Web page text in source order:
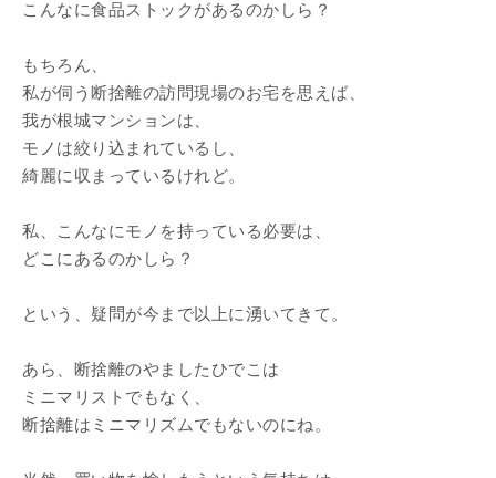
こんなに食品ストックがあるのかしら？
もちろん、
私が伺う断捨離の訪問現場のお宅を思えば、
我が根城マンションは、
モノは絞り込まれているし、
綺麗に収まっているけれど。
私、こんなにモノを持っている必要は、
どこにあるのかしら？
という、疑問が今まで以上に湧いてきて。
あら、断捨離のやましたひでこは
ミニマリストでもなく、
断捨離はミニマリズムでもないのにね。